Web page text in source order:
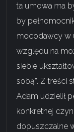
ta umowa ma
by
mocodawcy w
względu na
siebie
sobą”. Z treści
Adam udzielił
konkretnej
dopuszczalne